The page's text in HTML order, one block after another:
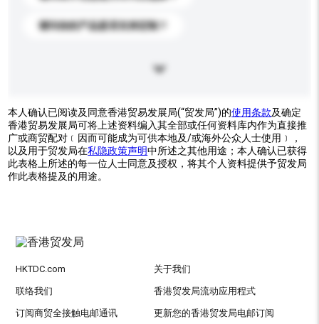
请问你的产品是否支持定制？
本人确认已阅读及同意香港贸易发展局(“贸发局”)的使用条款及确定
香港贸易发展局可将上述资料编入其全部或任何资料库内作为直接推
广或商贸配对﹝因而可能成为可供本地及/或海外公众人士使用﹞，
以及用于贸发局在私隐政策声明中所述之其他用途；本人确认已获得
此表格上所述的每一位人士同意及授权，将其个人资料提供予贸发局
作此表格提及的用途。
HKTDC.com 关于我们
联络我们 香港贸发局流动应用程式
订阅商贸全接触电邮通讯 更新您的香港贸发局电邮订阅